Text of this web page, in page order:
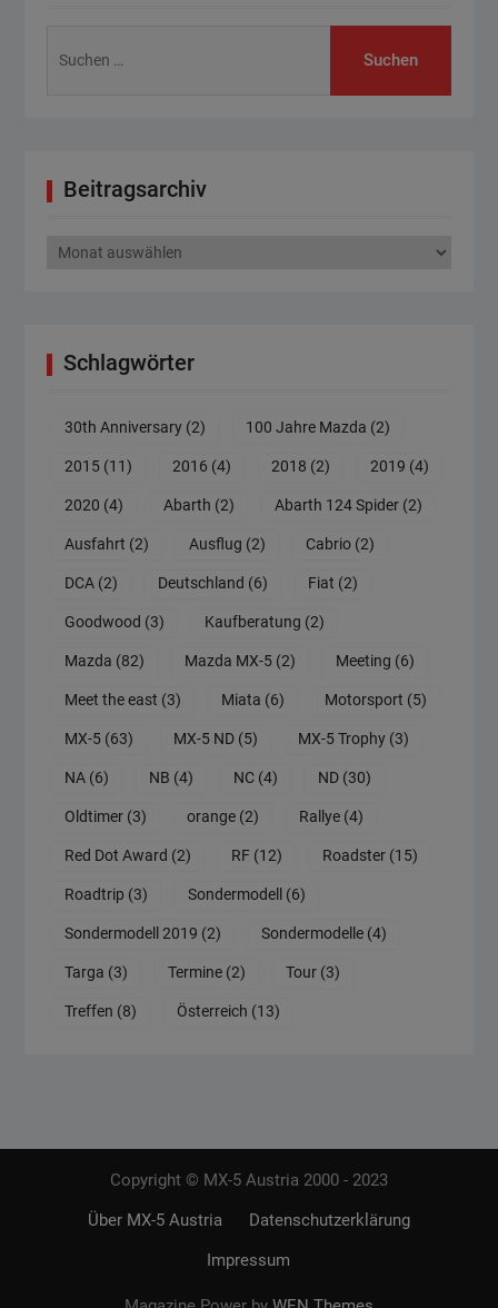
nach:
Beitragsarchiv
Beitragsarchiv
Schlagwörter
30th Anniversary(2) 100 Jahre Mazda (2)
2015(11) 2016 (4) 2018 (2) 2019 (4)
2020 (4) Abarth (2) Abarth 124 Spider(2)
Ausfahrt (2) Ausflug (2) Cabrio(2)
DCA(2) Deutschland (6) Fiat (2)
Goodwood (3) Kaufberatung (2)
Mazda (82) Mazda MX-5(2) Meeting (6)
Meet the east (3) Miata (6) Motorsport (5)
MX-5(63) MX-5 ND(5) MX-5 Trophy(3)
NA(6) NB (4) NC(4) ND(30)
Oldtimer(3) orange(2) Rallye(4)
Red Dot Award (2) RF(12) Roadster(15)
Roadtrip (3) Sondermodell (6)
Sondermodell 2019 (2) Sondermodelle(4)
Targa (3) Termine(2) Tour(3)
Treffen (8) Österreich (13)
Copyright © MX-5 Austria 2000 - 2023
Über MX-5 Austria
Datenschutzerklärung
Impressum